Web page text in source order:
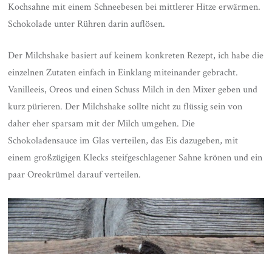
Kochsahne mit einem Schneebesen bei mittlerer Hitze erwärmen.
Schokolade unter Rühren darin auflösen.
Der Milchshake basiert auf keinem konkreten Rezept, ich habe die
einzelnen Zutaten einfach in Einklang miteinander gebracht.
Vanilleeis, Oreos und einen Schuss Milch in den Mixer geben und
kurz pürieren. Der Milchshake sollte nicht zu flüssig sein von
daher eher sparsam mit der Milch umgehen. Die
Schokoladensauce im Glas verteilen, das Eis dazugeben, mit
einem großzügigen Klecks steifgeschlagener Sahne krönen und ein
paar Oreokrümel darauf verteilen.